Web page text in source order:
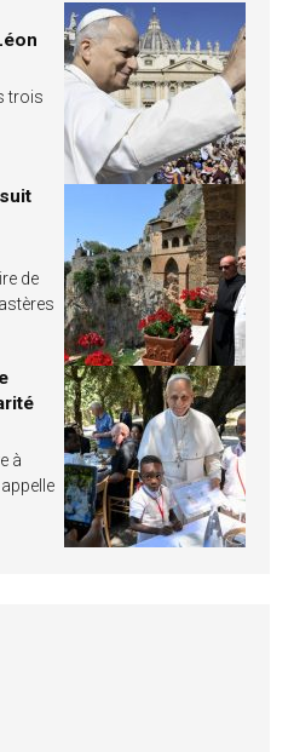
trois
de
à